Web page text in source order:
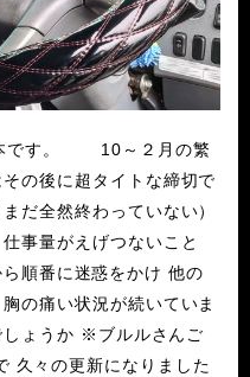
２月の繁
の後に超タイトな締切で
だ全然終わっていない）
事量がえげつないこと
の痛い状況が続いていま
ルルさんご